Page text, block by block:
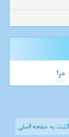
هوا
به صفحه اصلی